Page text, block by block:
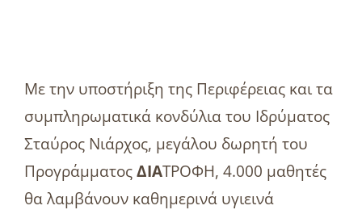
Με την υποστήριξη της Περιφέρειας και τα
συμπληρωματικά κονδύλια του Ιδρύματος
Σταύρος Νιάρχος, μεγάλου δωρητή του
ΠρογράμματοςΔΙΑΤΡΟΦΗ, 4.000 μαθητές
θα λαμβάνουν καθημερινά υγιεινά